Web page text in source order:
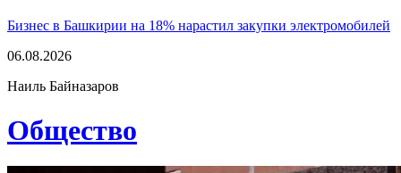
Бизнес в Башкирии на 18% нарастил закупки электромобилей
06.08.2026
Наиль Байназаров
Общество